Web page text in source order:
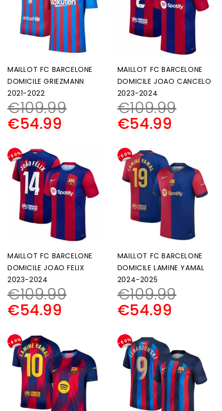
MAILLOT FC BARCELONE
DOMICILE GRIEZMANN
2021-2022
€109.99
€54.99
MAILLOT FC BARCELONE
DOMICILE JOAO CANCELO
2023-2024
€109.99
€54.99
-50%
MAILLOT FC BARCELONE
DOMICILE JOAO FELIX
2023-2024
€109.99
€54.99
-50%
MAILLOT FC BARCELONE
DOMICILE LAMINE YAMAL
2024-2025
€109.99
€54.99
-50% -50%